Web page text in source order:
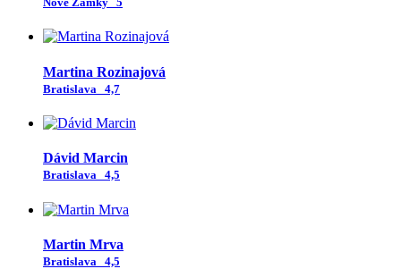
Martina Rozinajová
Bratislava 4,7
Dávid Marcin
Bratislava 4,5
Martin Mrva
Bratislava 4,5